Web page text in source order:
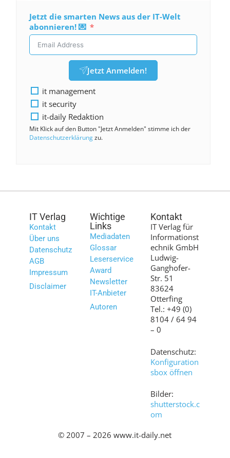
Jetzt die smarten News aus der IT-Welt
abonnieren! 💌
Jetzt Anmelden!
it management
it security
it-daily Redaktion
Mit Klick auf den Button "Jetzt Anmelden" stimme ich der
Datenschutzerklärungzu.
IT Verlag
Kontakt
Über uns
Datenschutz
AGB
Impressum
Disclaimer
Wichtige
Links
Mediadaten
Glossar
Leserservice
Award
Newsletter
IT-Anbieter
Autoren
Kontakt
IT Verlag für
Informationst
echnik GmbH
Ludwig-
Ganghofer-
Str. 51
83624
Otterfing
Tel.: +49 (0)
8104 / 64 94
– 0
Datenschutz:
Konfiguration
sbox öffnen
Bilder:
shutterstock.c
om
© 2007 – 2026 www.it-daily.net